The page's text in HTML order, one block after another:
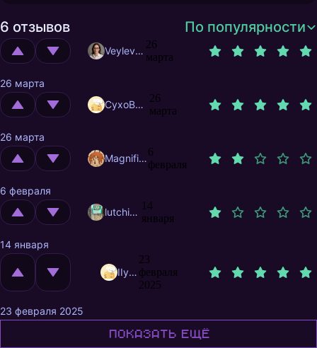
6 отзывов По популярности
Veylevas
26
марта
26 марта
CyxoB666
26
марта
26 марта
MagnificentMrFox
6
февраля
6 февраля
lutchifer
14
января
14 января
IIya777
23
февраля
2025
23 февраля 2025
Показать ещё